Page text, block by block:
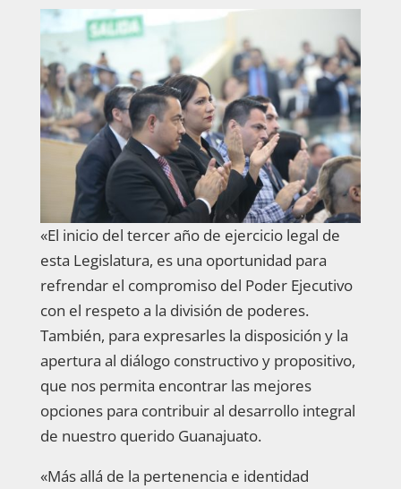
«El inicio del tercer año de ejercicio legal de
esta Legislatura, es una oportunidad para
refrendar el compromiso del Poder Ejecutivo
con el respeto a la división de poderes.
También, para expresarles la disposición y la
apertura al diálogo constructivo y propositivo,
que nos permita encontrar las mejores
opciones para contribuir al desarrollo integral
de nuestro querido Guanajuato.
«Más allá de la pertenencia e identidad